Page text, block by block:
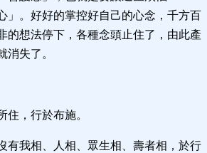
」。好好的掌控好自己的心念，千方百
的想法停下，各種念頭止住了，由此產
消失了。
住，行於布施。
有我相、人相、眾生相、壽者相，於行